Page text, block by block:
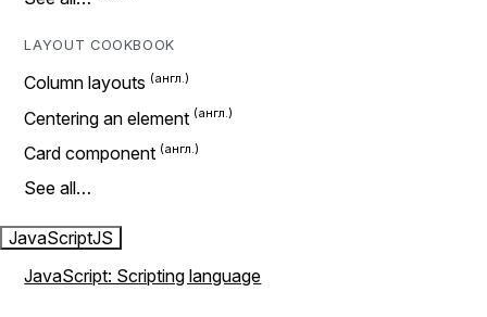
LAYOUT COOKBOOK
Column layouts
Centering an element
Card component
See all…
JavaScriptJS
JavaScript: Scripting language